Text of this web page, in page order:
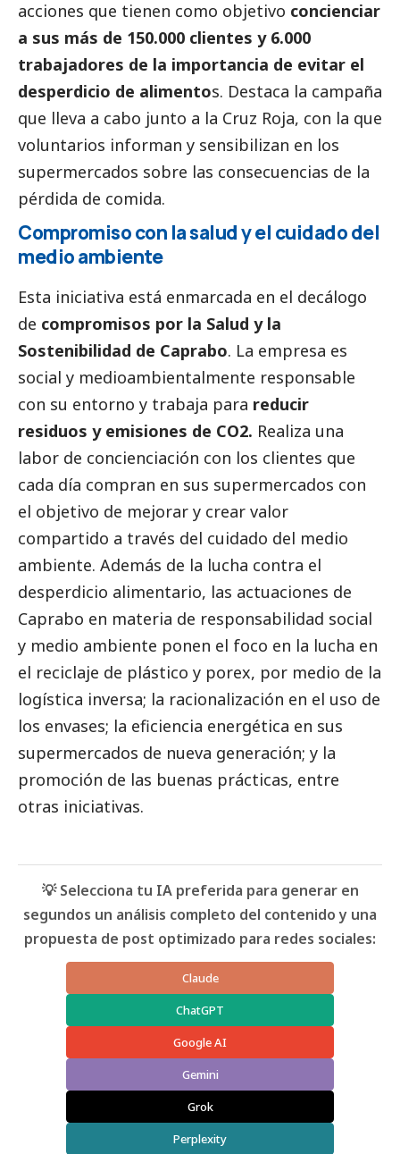
acciones que tienen como objetivo concienciar
a sus más de 150.000 clientes y 6.000
trabajadores de la importancia de evitar el
desperdicio de alimentos. Destaca la campaña
que lleva a cabo junto a la Cruz Roja, con la que
voluntarios informan y sensibilizan en los
supermercados sobre las consecuencias de la
pérdida de comida.
Compromiso con la salud y el cuidado del
medio ambiente
Esta iniciativa está enmarcada en el decálogo
de compromisos por la Salud y la
Sostenibilidad de Caprabo. La empresa es
social y medioambientalmente responsable
con su entorno y trabaja para reducir
residuos y emisiones de CO2. Realiza una
labor de concienciación con los clientes que
cada día compran en sus supermercados con
el objetivo de mejorar y crear valor
compartido a través del cuidado del medio
ambiente. Además de la lucha contra el
desperdicio alimentario, las actuaciones de
Caprabo en materia de responsabilidad social
y medio ambiente ponen el foco en la lucha en
el reciclaje de plástico y porex, por medio de la
logística inversa; la racionalización en el uso de
los envases; la eficiencia energética en sus
supermercados de nueva generación; y la
promoción de las buenas prácticas, entre
otras iniciativas.
💡 Selecciona tu IA preferida para generar en
segundos un análisis completo del contenido y una
propuesta de post optimizado para redes sociales:
Claude
ChatGPT
Google AI
Gemini
Grok
Perplexity